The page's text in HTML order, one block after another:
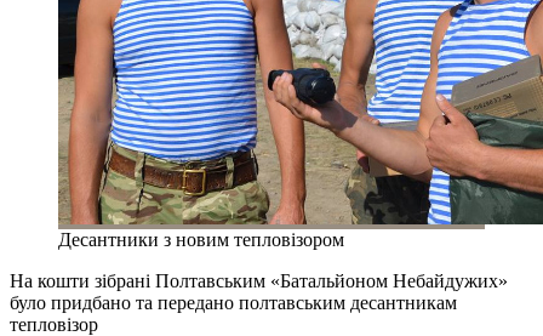
Десантники з новим тепловізором
На кошти зібрані Полтавським «Батальйоном Небайдужих»
було придбано та передано полтавським десантникам
тепловізор